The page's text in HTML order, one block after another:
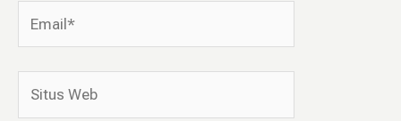
Web